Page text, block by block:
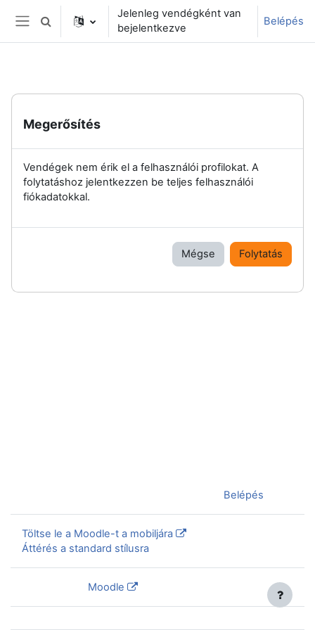
Tovább a fő tartalomhoz
Oldalpanel
Keresési bemeneti adatok váltása
Jelenleg vendégként van
bejelentkezve
Belépés
Megerősítés
Vendégek nem érik el a felhasználói profilokat. A
folytatáshoz jelentkezzen be teljes felhasználói
fiókadatokkal.
Mégse Folytatás
Belépés
Töltse le a Moodle-t a mobiljára
Áttérés a standard stílusra
Moodle